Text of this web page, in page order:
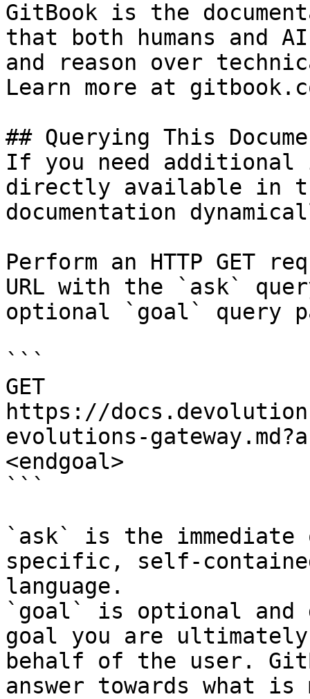
GitBook is the
that both humans and
and reason over
Learn more at
## Querying This
If you need
directly available in
documentation
Perform an HTTP GET
URL with the `ask`
optional `goal` query
```
GET
https://
evolutions-
<endgoal>
```
`ask` is the
specific, self-
language.
`goal` is optional and
goal you are
behalf of the user.
answer towards what